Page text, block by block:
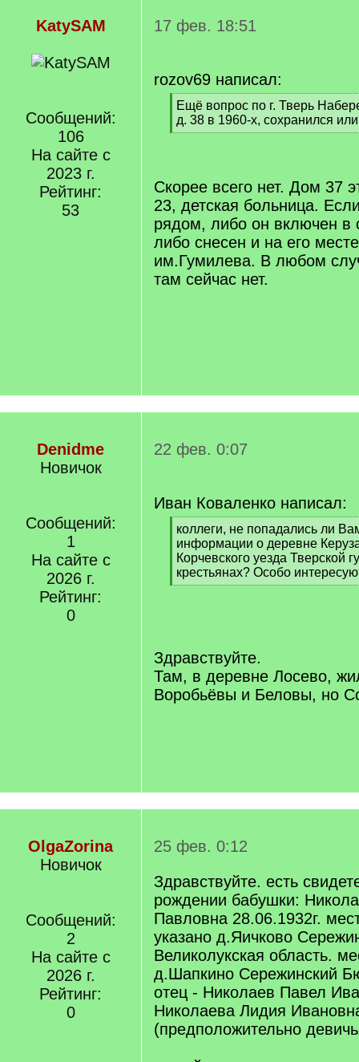
KatySAM
Сообщений:
106
На сайте с
2023 г.
Рейтинг:
53
17 фев. 18:51
rozov69 написал:
[
q
]
Ещё вопрос по г. Тверь
д. 38 в 1960-х, сохранился
[
Скорее всего нет. Дом 37
23, детская больница.
рядом, либо он включен в
либо снесен и на его
им.Гумилева. В любом
там сейчас нет.
Denidme
Новичок
Сообщений:
1
На сайте с
2026 г.
Рейтинг:
0
22 фев. 0:07
Иван Коваленко написал:
[
q
]
коллеги, не попадались ли
информации о деревне
Корчевского уезда Тверской
крестьянах? Особо
[
Здравствуйте.
Там, в деревне Лосево,
Воробьёвы и Беловы, но
OlgaZorina
Новичок
Сообщений:
2
На сайте с
2026 г.
Рейтинг:
0
25 фев. 0:12
Здравствуйте. есть
рождении бабушки:
Павловна 28.06.1932г.
указано д.Яичково
Великолукская область.
д.Шапкино Сережинский
отец - Николаев Павел
Николаева Лидия
(предположительно